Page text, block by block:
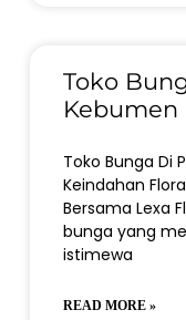
Toko
Kebumen
Toko Bunga Di
Keindahan
Bersama Lexa
bunga yang
istimewa
READ MORE »